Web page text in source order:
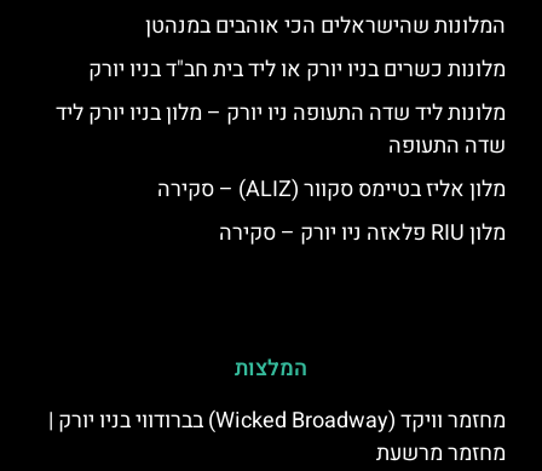
המלונות שהישראלים הכי אוהבים במנהטן
מלונות כשרים בניו יורק או ליד בית חב"ד בניו יורק
מלונות ליד שדה התעופה ניו יורק – מלון בניו יורק ליד
שדה התעופה
מלון אליז בטיימס סקוור (ALIZ) – סקירה
מלון RIU פלאזה ניו יורק – סקירה
המלצות
מחזמר וויקד (Wicked Broadway) בברודווי בניו יורק |
מחזמר מרשעת